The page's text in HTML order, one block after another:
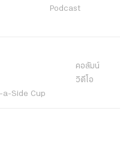
Podcast
คอลัมน์
วิดีโอ
a-Side Cup